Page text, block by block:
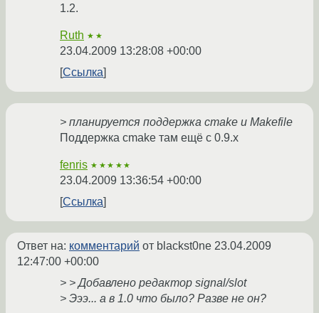
1.2.
Ruth ★★
23.04.2009 13:28:08 +00:00
Ссылка
> планируется поддержка cmake и Makefile
Поддержка cmake там ещё с 0.9.х
fenris ★★★★★
23.04.2009 13:36:54 +00:00
Ссылка
Ответ на: комментарий от blackst0ne 23.04.2009
12:47:00 +00:00
> > Добавлено редактор signal/slot
> Эээ... а в 1.0 что было? Разве не он?